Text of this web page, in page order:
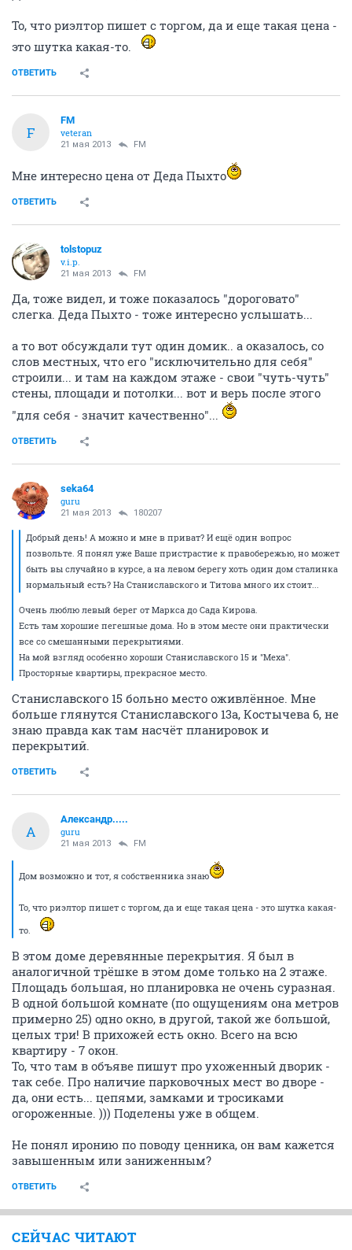
То, что риэлтор пишет с торгом, да и еще такая цена -
это шутка какая-то.
ОТВЕТИТЬ
F
FM
veteran
21 мая 2013 FM
Мне интересно цена от Деда Пыхто
ОТВЕТИТЬ
tolstopuz
v.i.p.
21 мая 2013 FM
Да, тоже видел, и тоже показалось "дороговато"
слегка. Деда Пыхто - тоже интересно услышать...
а то вот обсуждали тут один домик.. а оказалось, со
слов местных, что его "исключительно для себя"
строили... и там на каждом этаже - свои "чуть-чуть"
стены, площади и потолки... вот и верь после этого
"для себя - значит качественно"...
ОТВЕТИТЬ
seka64
guru
21 мая 2013 180207
Добрый день! А можно и мне в приват? И ещё один вопрос
позвольте. Я понял уже Ваше пристрастие к правобережью, но может
быть вы случайно в курсе, а на левом берегу хоть один дом сталинка
нормальный есть? На Станиславского и Титова много их стоит...
Очень люблю левый берег от Маркса до Сада Кирова.
Есть там хорошие пегешные дома. Но в этом месте они практически
все со смешанными перекрытиями.
На мой взгляд особенно хороши Станиславского 15 и "Меха".
Просторные квартиры, прекрасное место.
Станиславского 15 больно место оживлённое. Мне
больше глянутся Станиславского 13а, Костычева 6, не
знаю правда как там насчёт планировок и
перекрытий.
ОТВЕТИТЬ
А
Александр.....
guru
21 мая 2013 FM
Дом возможно и тот, я собственника знаю
То, что риэлтор пишет с торгом, да и еще такая цена - это шутка какая-
то.
В этом доме деревянные перекрытия. Я был в
аналогичной трёшке в этом доме только на 2 этаже.
Площадь большая, но планировка не очень суразная.
В одной большой комнате (по ощущениям она метров
примерно 25) одно окно, в другой, такой же большой,
целых три! В прихожей есть окно. Всего на всю
квартиру - 7 окон.
То, что там в объяве пишут про ухоженный дворик -
так себе. Про наличие парковочных мест во дворе -
да, они есть... цепями, замками и тросиками
огороженные. ))) Поделены уже в общем.
Не понял иронию по поводу ценника, он вам кажется
завышенным или заниженным?
ОТВЕТИТЬ
СЕЙЧАС ЧИТАЮТ